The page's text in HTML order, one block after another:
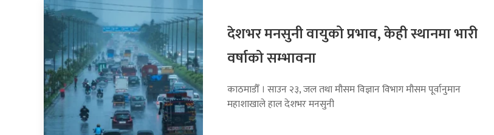
देशभर मनसुनी वायुको प्रभाव, केही स्थानमा भारी
वर्षाको सम्भावना
काठमाडौँ । साउन २३, जल तथा मौसम विज्ञान विभाग मौसम पूर्वानुमान
महाशाखाले हाल देशभर मनसुनी